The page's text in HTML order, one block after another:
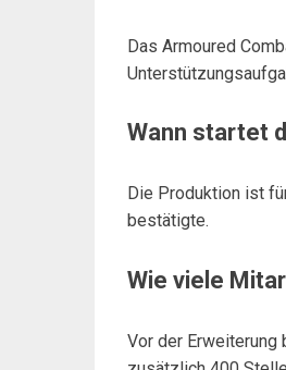
Das Armoured
Wann startet
Die Produktion ist
bestätigte.
Wie viele
Vor der